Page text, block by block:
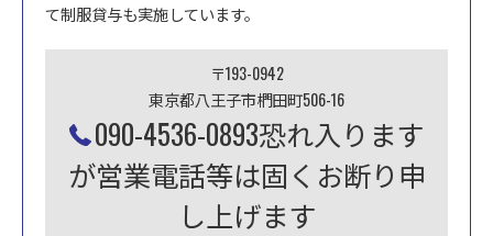
て制服貸与も実施しています。
〒193-0942
東京都八王子市椚田町506-16
090-4536-0893恐れ入ります
が営業電話等は固くお断り申
し上げます